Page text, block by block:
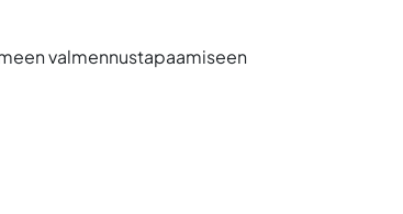
valmennustapaamiseen